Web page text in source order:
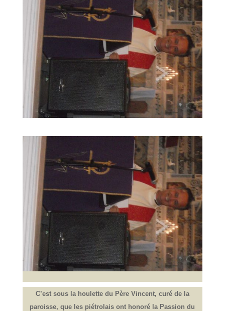
C’est sous la houlette du Père Vincent, curé de la
paroisse, que les piétrolais ont honoré la Passion du